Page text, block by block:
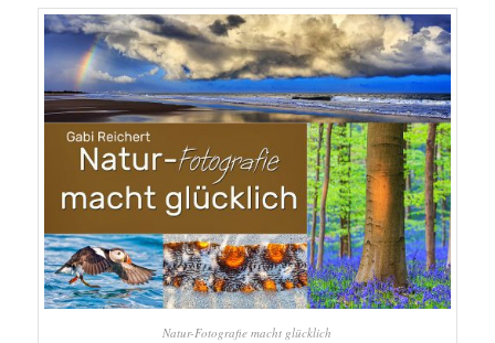
Natur-Fotografie macht glücklich